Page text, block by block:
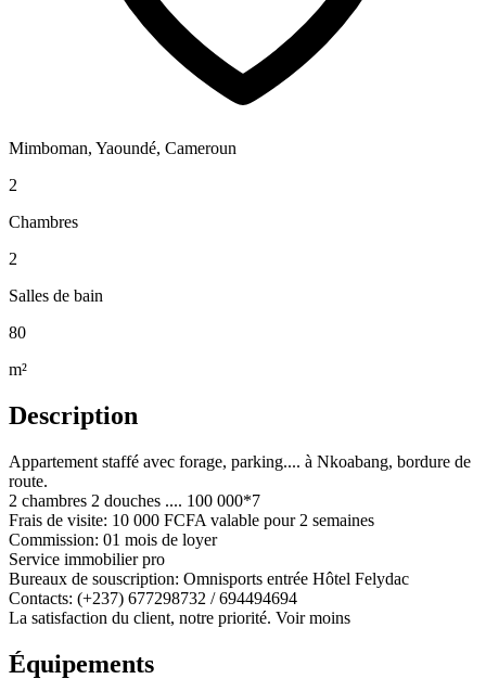
Mimboman, Yaoundé, Cameroun
2
Chambres
2
Salles de bain
80
m²
Description
Appartement staffé avec forage, parking.... à Nkoabang, bordure de
route.
2 chambres 2 douches .... 100 000*7
Frais de visite: 10 000 FCFA valable pour 2 semaines
Commission: 01 mois de loyer
Service immobilier pro
Bureaux de souscription: Omnisports entrée Hôtel Felydac
Contacts: (+237) 677298732 / 694494694
La satisfaction du client, notre priorité. Voir moins
Équipements